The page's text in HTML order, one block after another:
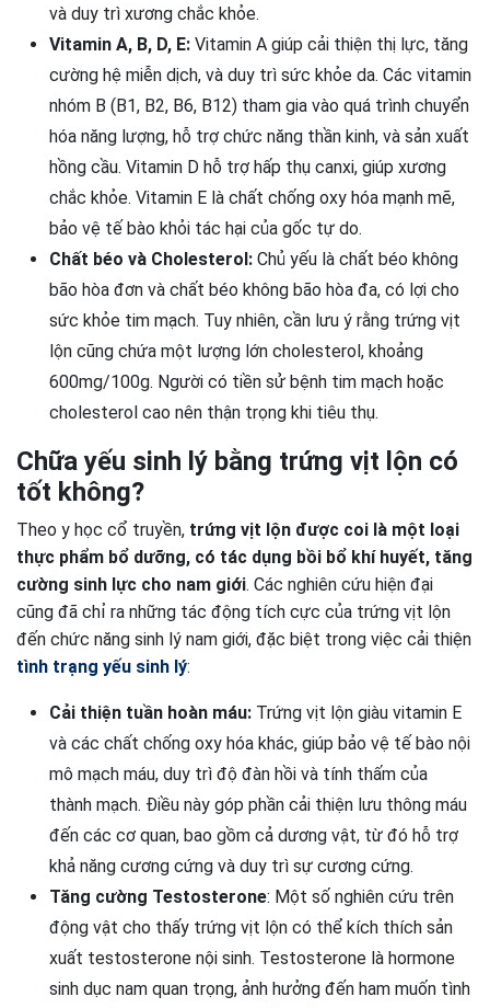
và duy trì xương chắc khỏe.
Vitamin A, B, D, E: Vitamin A giúp cải thiện thị lực, tăng
cường hệ miễn dịch, và duy trì sức khỏe da. Các vitamin
nhóm B (B1, B2, B6, B12) tham gia vào quá trình chuyển
hóa năng lượng, hỗ trợ chức năng thần kinh, và sản xuất
hồng cầu. Vitamin D hỗ trợ hấp thụ canxi, giúp xương
chắc khỏe. Vitamin E là chất chống oxy hóa mạnh mẽ,
bảo vệ tế bào khỏi tác hại của gốc tự do.
Chất béo và Cholesterol: Chủ yếu là chất béo không
bão hòa đơn và chất béo không bão hòa đa, có lợi cho
sức khỏe tim mạch. Tuy nhiên, cần lưu ý rằng trứng vịt
lộn cũng chứa một lượng lớn cholesterol, khoảng
600mg/100g. Người có tiền sử bệnh tim mạch hoặc
cholesterol cao nên thận trọng khi tiêu thụ.
Chữa yếu sinh lý bằng trứng vịt lộn có
tốt không?
Theo y học cổ truyền, trứng vịt lộn được coi là một loại
thực phẩm bổ dưỡng, có tác dụng bồi bổ khí huyết, tăng
cường sinh lực cho nam giới. Các nghiên cứu hiện đại
cũng đã chỉ ra những tác động tích cực của trứng vịt lộn
đến chức năng sinh lý nam giới, đặc biệt trong việc cải thiện
tình trạng yếu sinh lý:
Cải thiện tuần hoàn máu: Trứng vịt lộn giàu vitamin E
và các chất chống oxy hóa khác, giúp bảo vệ tế bào nội
mô mạch máu, duy trì độ đàn hồi và tính thấm của
thành mạch. Điều này góp phần cải thiện lưu thông máu
đến các cơ quan, bao gồm cả dương vật, từ đó hỗ trợ
khả năng cương cứng và duy trì sự cương cứng.
Tăng cường Testosterone: Một số nghiên cứu trên
động vật cho thấy trứng vịt lộn có thể kích thích sản
xuất testosterone nội sinh. Testosterone là hormone
sinh dục nam quan trọng, ảnh hưởng đến ham muốn tình